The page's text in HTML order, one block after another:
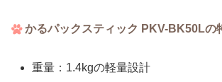
かるパックスティック PKV-BK50Lの
重量：1.4kgの軽量設計